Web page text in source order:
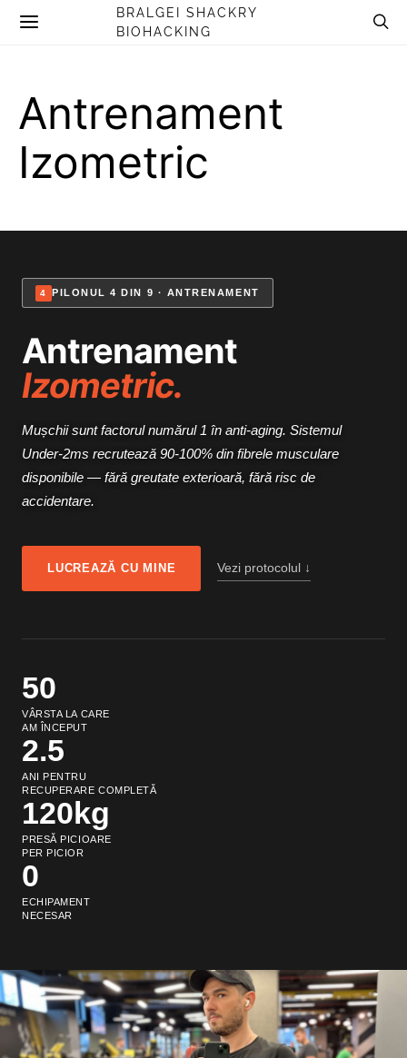
BRALGEI SHACKRY
BIOHACKING
Antrenament
Izometric
4 PILONUL 4 DIN 9 · ANTRENAMENT
Antrenament
Izometric.
Mușchii sunt factorul numărul 1 în anti-aging. Sistemul
Under-2ms recrutează 90-100% din fibrele musculare
disponibile — fără greutate exterioară, fără risc de
accidentare.
LUCREAZĂ CU MINE Vezi protocolul ↓
50
VÂRSTA LA CARE
AM ÎNCEPUT
2.5
ANI PENTRU
RECUPERARE COMPLETĂ
120kg
PRESĂ PICIOARE
PER PICIOR
0
ECHIPAMENT
NECESAR